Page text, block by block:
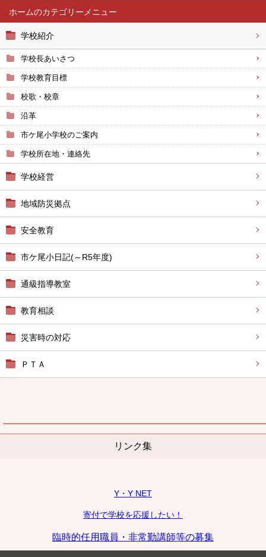
ホーム
学校紹介
学校長あいさつ
学校教育目標
校歌・校章
沿革
市ケ尾小学校のご案内
学校所在地・連絡先
学校経営
地域防災拠点
安全教育
市ケ尾小日記(～R5年度)
通級指導教室
教育相談
災害時の対応
ＰＴＡ
リンク集
Y・Y NET
寄付で学校を応援したい！
臨時的任用職員・非常勤講師等の募集